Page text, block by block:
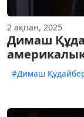
2 ақпан, 2025
Димаш
#Димаш